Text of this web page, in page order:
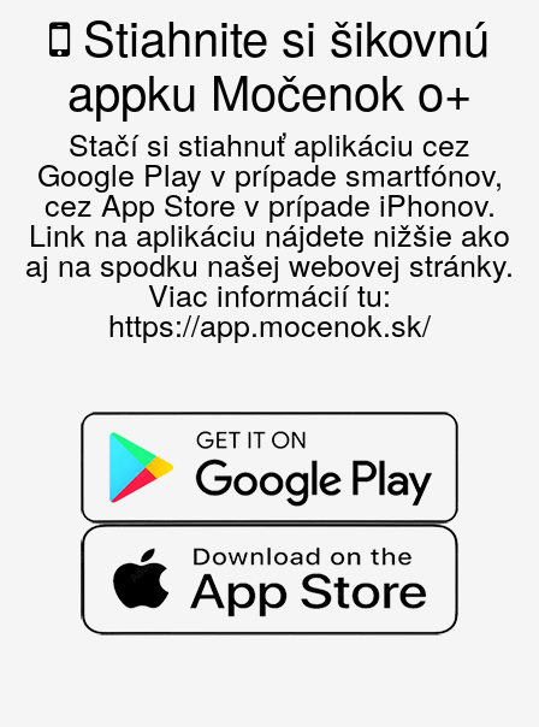
Stiahnite si šikovnú
appku Močenok o+
Stačí si stiahnuť aplikáciu cez
Google Play v prípade smartfónov,
cez App Store v prípade iPhonov.
Link na aplikáciu nájdete nižšie ako
aj na spodku našej webovej stránky.
Viac informácií tu:
https://app.mocenok.sk/